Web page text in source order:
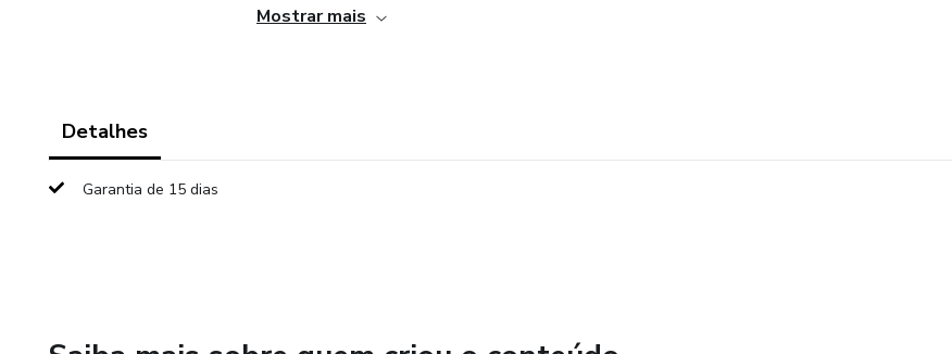
intelectual de maneira prática e eficaz.
Mostrar mais
Detalhes
Garantia de 15 dias